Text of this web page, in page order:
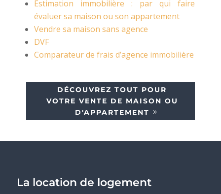
Estimation immobilière : par qui faire
évaluer sa maison ou son appartement
Vendre sa maison sans agence
DVF
Comparateur de frais d’agence immobilière
DÉCOUVREZ TOUT POUR
VOTRE VENTE DE MAISON OU
D'APPARTEMENT
La location de logement